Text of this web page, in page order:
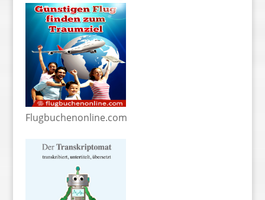
Flugbuchenonline.com